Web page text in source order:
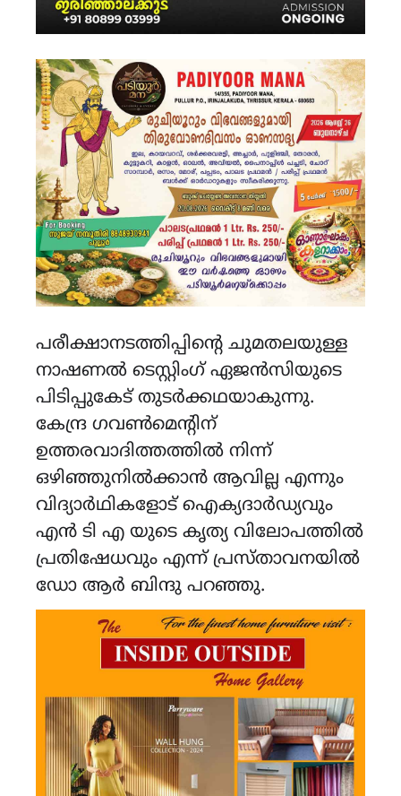
പരീക്ഷാനടത്തിപ്പിന്റെ ചുമതലയുള്ള
നാഷണൽ ടെസ്റ്റിംഗ് ഏജൻസിയുടെ
പിടിപ്പുകേട് തുടർക്കഥയാകുന്നു.
കേന്ദ്ര ഗവൺമെന്റിന്
ഉത്തരവാദിത്തത്തിൽ നിന്ന്
ഒഴിഞ്ഞുനിൽക്കാൻ ആവില്ല എന്നും
വിദ്യാർഥികളോട് ഐക്യദാർഡ്യവും
എൻ ടി എ യുടെ കൃത്യ വിലോപത്തിൽ
പ്രതിഷേധവും എന്ന് പ്രസ്താവനയിൽ
ഡോ ആർ ബിന്ദു പറഞ്ഞു.